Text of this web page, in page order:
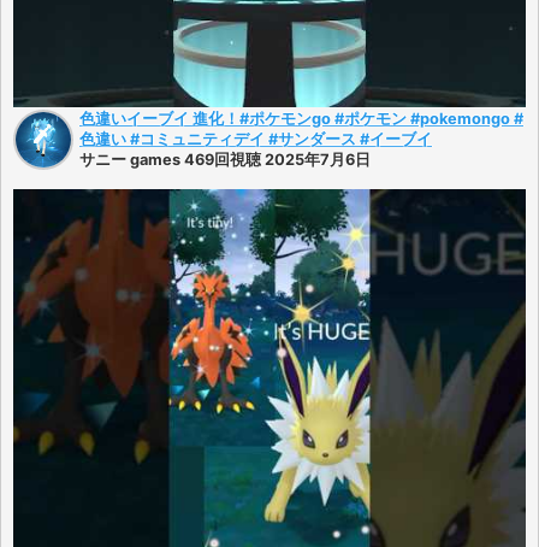
色違いイーブイ 進化！#ポケモンgo #ポケモン #pokemongo #
色違い #コミュニティデイ #サンダース #イーブイ
サニー games 469回視聴 2025年7月6日